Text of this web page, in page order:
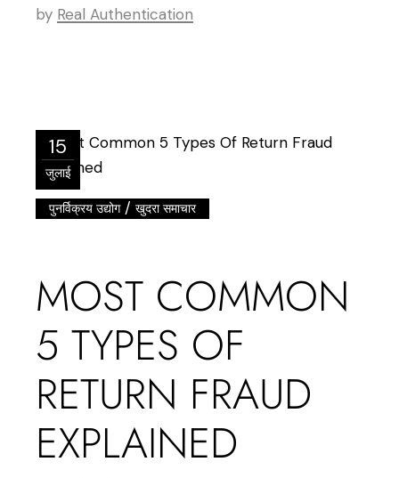
by Real Authentication
15
जुलाई
पुनर्विक्रय उद्योग/खुदरा समाचार
MOST COMMON
5 TYPES OF
RETURN FRAUD
EXPLAINED